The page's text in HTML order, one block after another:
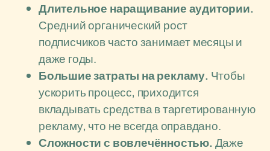
Длительное наращивание аудитории.
Средний органический рост
подписчиков часто занимает месяцы и
даже годы.
Большие затраты на рекламу. Чтобы
ускорить процесс, приходится
вкладывать средства в таргетированную
рекламу, что не всегда оправдано.
Сложности с вовлечённостью. Даже